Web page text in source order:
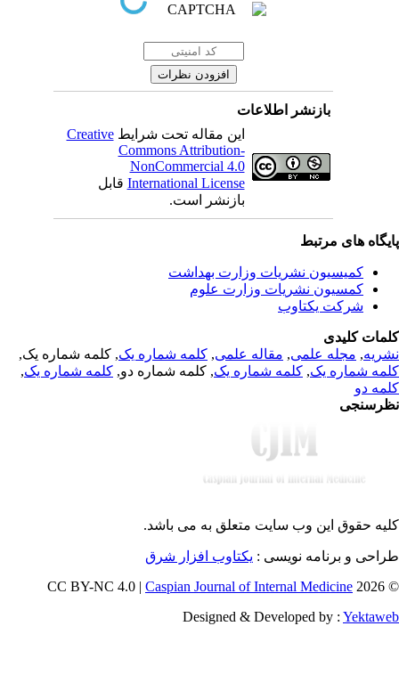
بازنشر اطلاعات
این مقاله تحت شرایطCreative
Commons Attribution-
NonCommercial 4.0
International Licenseقابل
بازنشر است.
های مرتبط
کمیسیون نشریات وزارت بهداشت
کمسیون نشریات وزارت علوم
شرکت یکتاوب
کلیدی
,مجله علمی, مقاله علمی, کلمه شماره یک, کلمه شماره یک,
شماره یک,کلمه شماره یک, کلمه شماره دو,کلمه شماره یک,
دو
حقوق این وب سایت متعلق بهمی باشد.
و برنامه نویسی : یکتاوب افزار شرق
©
Caspian Journal of Internal Medicine
Designed & Developed by :